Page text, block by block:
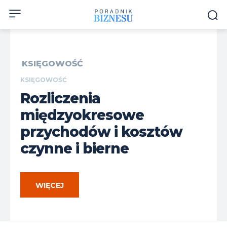
KSIĘGOWOŚĆ
KSIĘGOWOŚĆ
Rozliczenia
międzyokresowe
przychodów i kosztów
czynne i bierne
WIĘCEJ